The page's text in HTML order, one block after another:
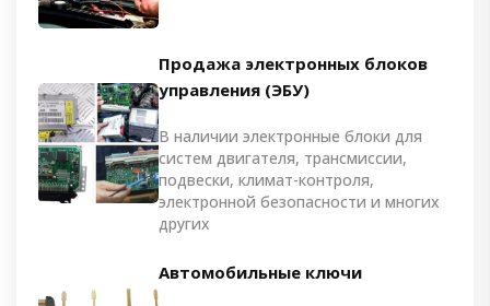
Продажа электронных блоков
управления (ЭБУ)
В наличии электронные блоки для
систем двигателя, трансмиссии,
подвески, климат-контроля,
электронной безопасности и многих
других
Автомобильные ключи